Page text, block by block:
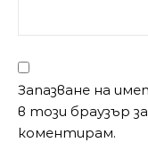
Запазване на
в този браузър
коментирам.